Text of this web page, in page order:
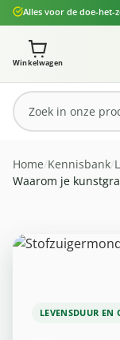
Ga naar de
Alles voor de doe-het-
Je
Winkelwagen
Home/Kennisbank/
LEVENSDUUR EN